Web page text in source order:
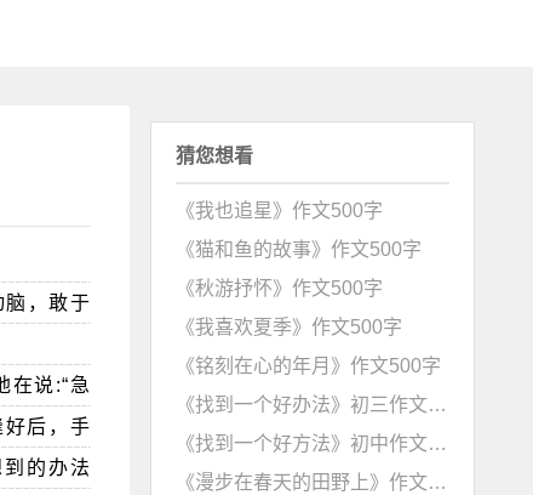
脑，敢于
在说:“急
好后，手
的办法
猜您想看
《我也追星》作文500字
《猫和鱼的故事》作文500字
《秋游抒怀》作文500字
《我喜欢夏季》作文500字
《铭刻在心的年月》作文500字
《找到一个好办法》初三作文600字
《找到一个好方法》初中作文600字
《漫步在春天的田野上》作文500字